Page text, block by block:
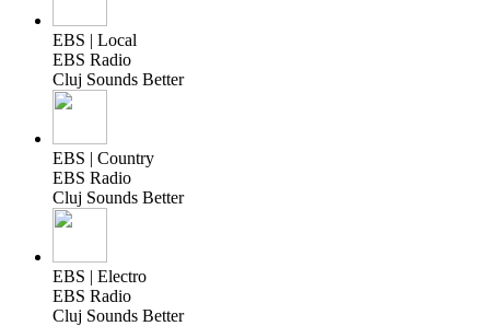
EBS | Local
EBS Radio
Cluj Sounds Better
EBS | Country
EBS Radio
Cluj Sounds Better
EBS | Electro
EBS Radio
Cluj Sounds Better